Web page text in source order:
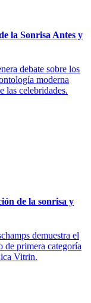
la Sonrisa Antes y
debate sobre los
moderna
las celebridades.
de la sonrisa y
demuestra el
de primera categoría
Vitrin.